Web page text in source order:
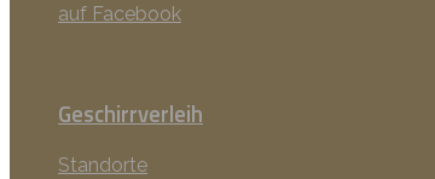
auf Facebook
Geschirrverleih
Standorte